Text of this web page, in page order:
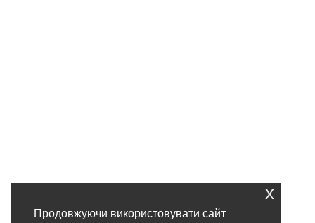
Продовжуючи використовувати сайт
x